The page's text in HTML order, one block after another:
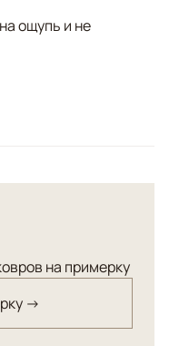
ощупь и не
спален, где
приятные
на примерку
→